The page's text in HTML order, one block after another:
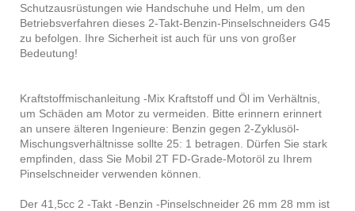
Schutzausrüstungen wie Handschuhe und Helm, um den
Betriebsverfahren dieses 2-Takt-Benzin-Pinselschneiders G45
zu befolgen. Ihre Sicherheit ist auch für uns von großer
Bedeutung!
Kraftstoffmischanleitung -Mix Kraftstoff und Öl im Verhältnis,
um Schäden am Motor zu vermeiden. Bitte erinnern erinnert
an unsere älteren Ingenieure: Benzin gegen 2-Zyklusöl-
Mischungsverhältnisse sollte 25: 1 betragen. Dürfen Sie stark
empfinden, dass Sie Mobil 2T FD-Grade-Motoröl zu Ihrem
Pinselschneider verwenden können.
Der 41,5cc 2 -Takt -Benzin -Pinselschneider 26 mm 28 mm ist